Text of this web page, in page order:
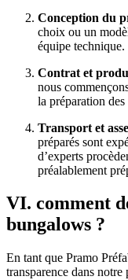
Conception du
choix ou un
équipe technique.
Contrat et
nous
la préparation
Transport et
préparés sont
d’experts
préalablement
VI. comment
bungalows ?
En tant que Pramo
transparence dans